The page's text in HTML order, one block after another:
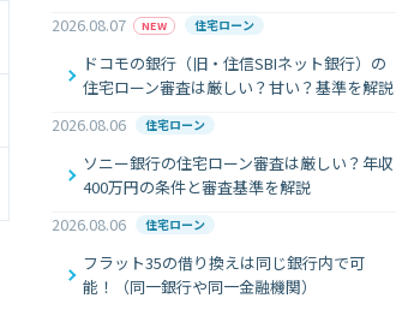
2026.08.07
NEW 住宅ローン
ドコモの銀行（旧・住信SBIネット銀行）の
住宅ローン審査は厳しい？甘い？基準を解説
2026.08.06
住宅ローン
ソニー銀行の住宅ローン審査は厳しい？年収
400万円の条件と審査基準を解説
2026.08.06
住宅ローン
フラット35の借り換えは同じ銀行内で可
能！（同一銀行や同一金融機関）